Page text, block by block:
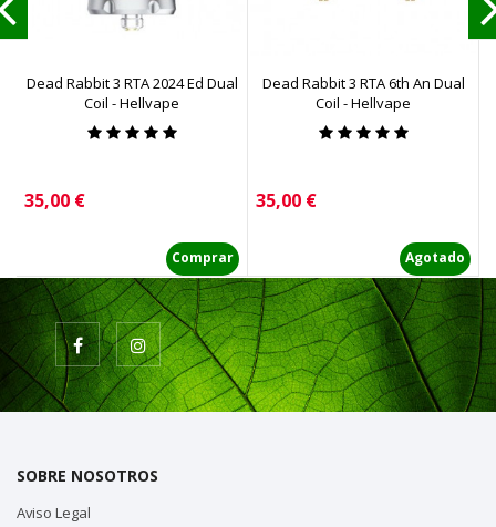
Dead Rabbit 3 RTA 2024 Ed Dual
Coil - Hellvape
Precio
35,00 €
Comprar
Dead Rabbit 3 RTA 6th An Dual
Coil - Hellvape
Precio
35,00 €
Agotado
SOBRE NOSOTROS
Aviso Legal